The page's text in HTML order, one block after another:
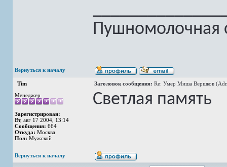
Пушномолочная
Вернуться к началу
Tim Заголовок сообщения: Re: Умер Миша Вершков
Менеджер
Зарегистрирован:
Вт, авг 17 2004, 13:14
Сообщения: 664
Откуда: Москва
Пол: Мужской
Светлая память
Вернуться к началу